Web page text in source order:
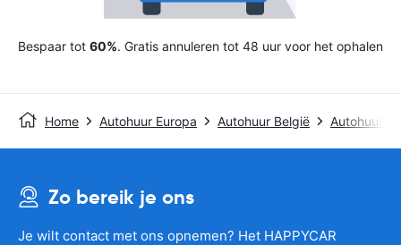
Bespaar tot 60%. Gratis annuleren tot 48 uur voor het ophalen
Home Autohuur Europa Autohuur België Autohuur
Zo bereik je ons
Je wilt contact met ons opnemen? Het HAPPYCAR